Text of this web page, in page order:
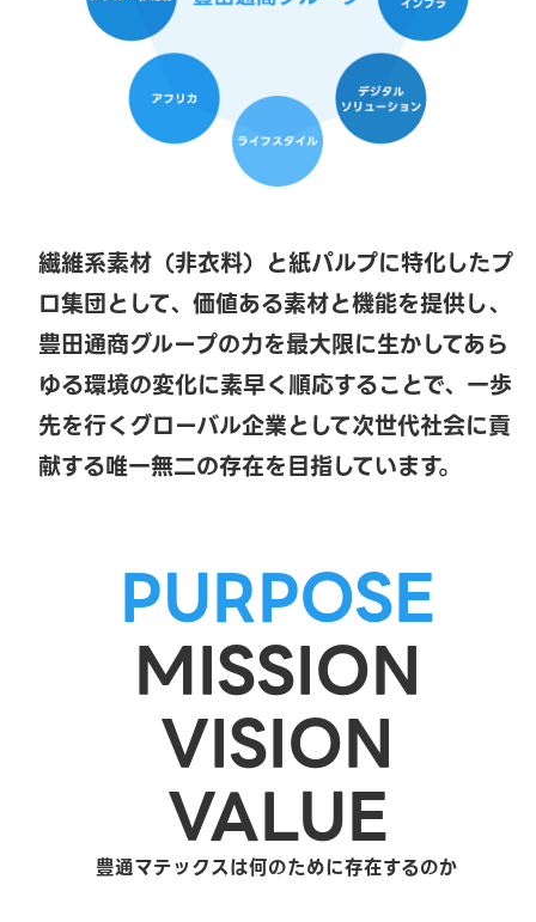
繊維系素材（非衣料）と紙パルプに特化したプ
ロ集団として、価値ある素材と機能を提供し、
豊田通商グループの力を最大限に生かしてあら
ゆる環境の変化に素早く順応することで、一歩
先を行くグローバル企業として次世代社会に貢
献する唯一無二の存在を目指しています。
PURPOSE
MISSION
VISION
VALUE
豊通マテックスは何のために存在するのか